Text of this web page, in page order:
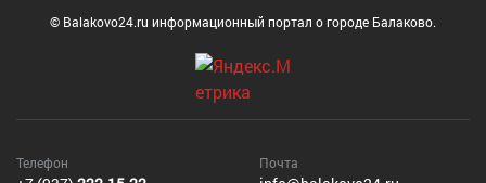
© Balakovo24.ru информационный портал о городе Балаково.
Телефон Почта